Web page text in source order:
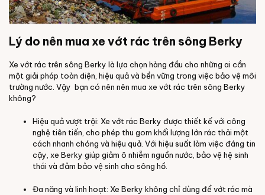
Lý do nên mua xe vớt rác trên sông Berky
Xe vớt rác trên sông Berky là lựa chọn hàng đầu cho những ai cần
một giải pháp toàn diện, hiệu quả và bền vững trong việc bảo vệ môi
trường nước. Vậy bạn có nên nên mua xe vớt rác trên sông Berky
không?
Hiệu quả vượt trội: Xe vớt rác Berky được thiết kế với công
nghệ tiên tiến, cho phép thu gom khối lượng lớn rác thải một
cách nhanh chóng và hiệu quả. Với hiệu suất làm việc đáng tin
cậy, xe Berky giúp giảm ô nhiễm nguồn nước, bảo vệ hệ sinh
thái và đảm bảo vệ sinh cho sông hồ.
Đa năng và linh hoạt: Xe Berky không chỉ dùng để vớt rác mà